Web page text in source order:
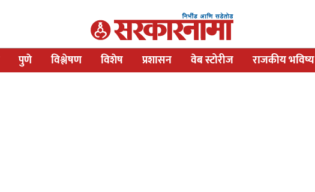
पुणे विश्लेषण विशेष प्रशासन वेब स्टोरीज राजकीय भविष्य